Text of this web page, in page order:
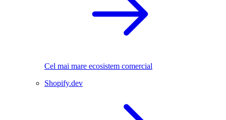
Cel mai mare ecosistem comercial
Shopify.dev